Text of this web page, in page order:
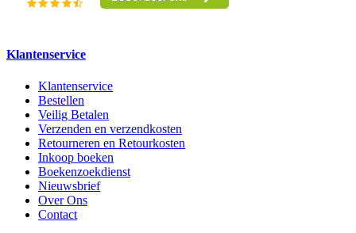
Klantenservice
Klantenservice
Bestellen
Veilig Betalen
Verzenden en verzendkosten
Retourneren en Retourkosten
Inkoop boeken
Boekenzoekdienst
Nieuwsbrief
Over Ons
Contact